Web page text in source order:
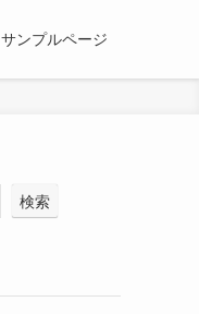
サンプルページ
検索